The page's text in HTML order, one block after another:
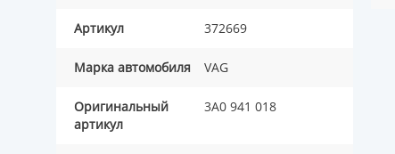
Артикул 372669
Марка автомобиля VAG
Оригинальный
артикул
3A0 941 018